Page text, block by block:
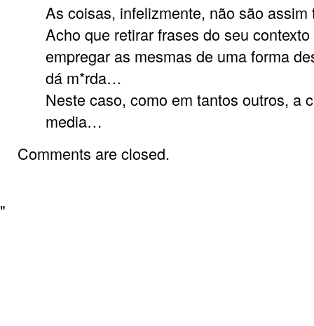
As coisas, infelizmente, não são
Acho que retirar frases do seu
empregar as mesmas de uma forma
dá m*rda…
Neste caso, como em tantos outros, a
media…
Comments are closed.
"